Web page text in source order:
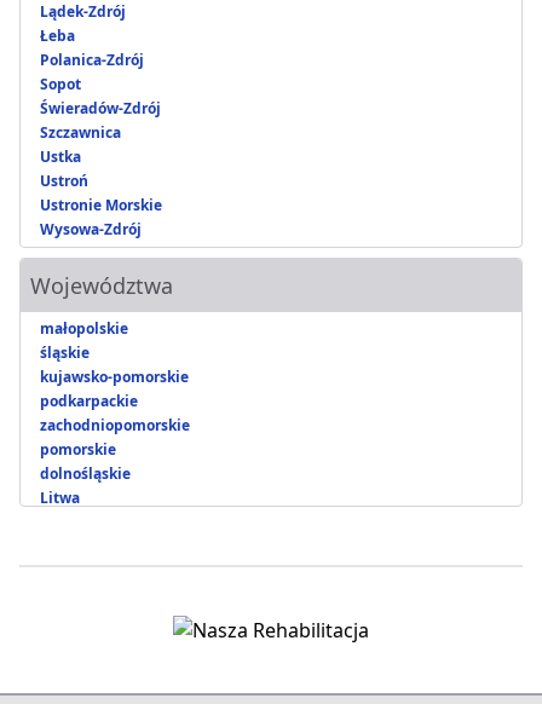
Lądek-Zdrój
Łeba
Polanica-Zdrój
Sopot
Świeradów-Zdrój
Szczawnica
Ustka
Ustroń
Ustronie Morskie
Wysowa-Zdrój
Województwa
małopolskie
śląskie
kujawsko-pomorskie
podkarpackie
zachodniopomorskie
pomorskie
dolnośląskie
Litwa